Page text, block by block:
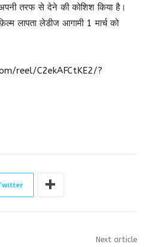
तरफ से देने की कोशिश किया है।
लापता लेडीज आगामी 1 मार्च को
reel/C2ekAFCtKE2/?
Next article